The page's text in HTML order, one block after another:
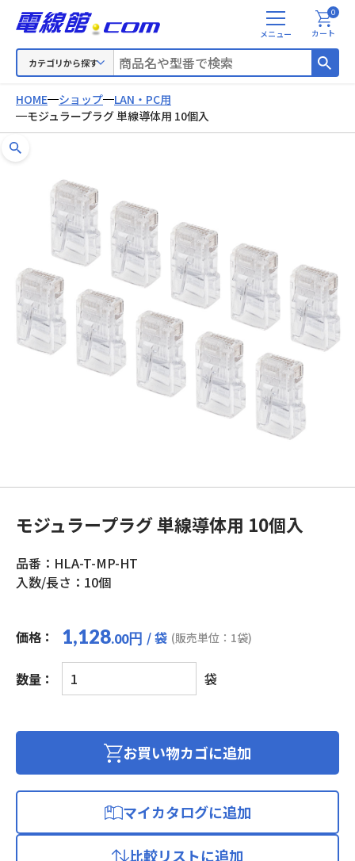
カテゴリから探す
メ
ニ
カート
0
HOME ショップ
LAN・PC用
モジュラープラグ 単線導体用 10個入
モジュラープラグ 単線導体用 10個入
品番：HLA-T-MP-HT
入数/長さ：10個
価格： 1,128.00円 / 袋 (販売単位：1袋)
数量：
モ
ジ
ラ
線
袋
お買い物カゴに追加
マイカタログに追加
比較リストに追加